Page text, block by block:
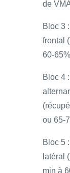
de
Bloc 3
frontal
60-
Bloc 4
ou 65-
Bloc 5
latéral
min à